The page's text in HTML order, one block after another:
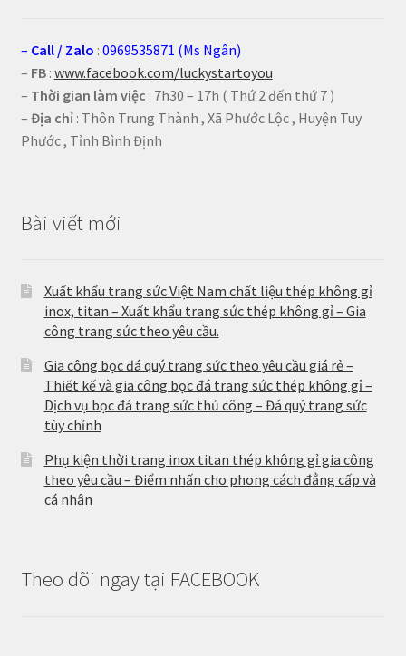
– Call / Zalo : 0969535871 (Ms Ngân)
– FB: www.facebook.com/luckystartoyou
– Thời gian làm việc : 7h30 – 17h ( Thứ 2 đến thứ 7 )
– Địa chỉ: Thôn Trung Thành , Xã Phước Lộc , Huyện Tuy
Phước , Tỉnh Bình Định
Bài viết mới
Xuất khẩu trang sức Việt Nam chất liệu thép không gỉ
inox, titan – Xuất khẩu trang sức thép không gỉ – Gia
công trang sức theo yêu cầu.
Gia công bọc đá quý trang sức theo yêu cầu giá rẻ –
Thiết kế và gia công bọc đá trang sức thép không gỉ –
Dịch vụ bọc đá trang sức thủ công – Đá quý trang sức
tùy chỉnh
Phụ kiện thời trang inox titan thép không gỉ gia công
theo yêu cầu – Điểm nhấn cho phong cách đẳng cấp và
cá nhân
Theo dõi ngay tại FACEBOOK